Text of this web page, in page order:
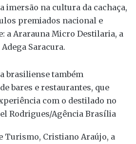
imersão na cultura da cachaça,
premiados nacional e
a Ararauna Micro Destilaria, a
Adega Saracura.
brasiliense também
bares e restaurantes, que
com o destilado no
Rodrigues/Agência Brasília
Turismo, Cristiano Araújo, a